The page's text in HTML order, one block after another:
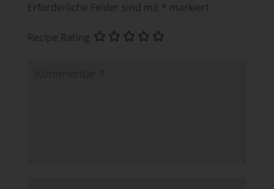
Erforderliche Felder sind mit * markiert
Recipe Rating